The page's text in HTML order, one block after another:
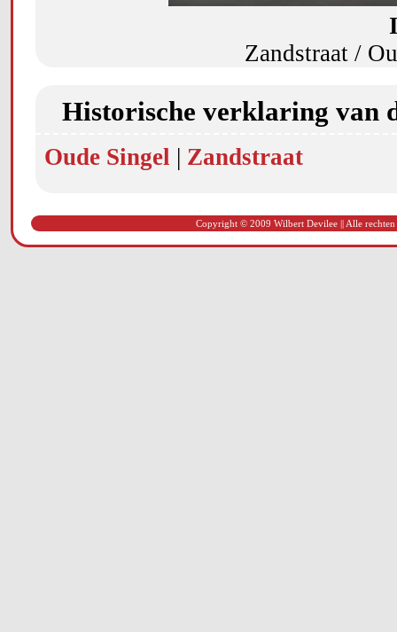
Zandstraat /
Historische verklaring van
Oude Singel | Zandstraat
Copyright © 2009 Wilbert Devilee || Alle